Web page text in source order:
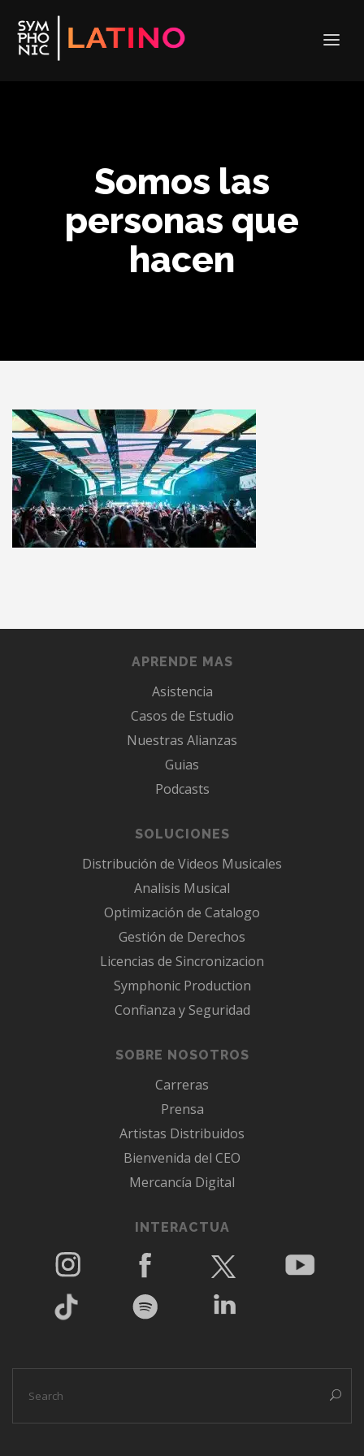
Somos las
personas que
hacen
APRENDE MAS
Asistencia
Casos de Estudio
Nuestras Alianzas
Guias
Podcasts
SOLUCIONES
Distribución de Videos Musicales
Analisis Musical
Optimización de Catalogo
Gestión de Derechos
Licencias de Sincronizacion
Symphonic Production
Confianza y Seguridad
SOBRE NOSOTROS
Carreras
Prensa
Artistas Distribuidos
Bienvenida del CEO
Mercancía Digital
INTERACTUA